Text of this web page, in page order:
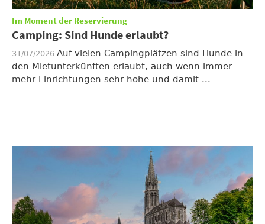
Im Moment der Reservierung
Camping: Sind Hunde erlaubt?
31/07/2026 Auf vielen Campingplätzen sind Hunde in
den Mietunterkünften erlaubt, auch wenn immer
mehr Einrichtungen sehr hohe und damit ...